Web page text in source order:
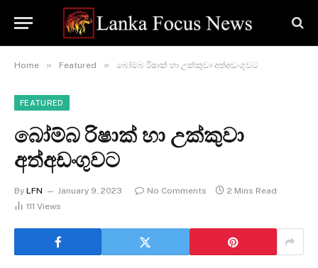
Home » Featured » බෝම්බ රිෂාක් හා උක්කුවා අත්අඩංගුවට
FEATURED
බෝම්බ රිෂාක් හා උක්කුවා
අත්අඩංගුවට
By LFN January 9, 2023 No Comments
2 Mins Read
111 Views